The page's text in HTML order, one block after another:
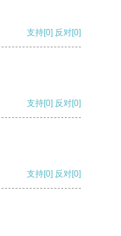
支持[0] 反对[0]
支持[0] 反对[0]
支持[0] 反对[0]